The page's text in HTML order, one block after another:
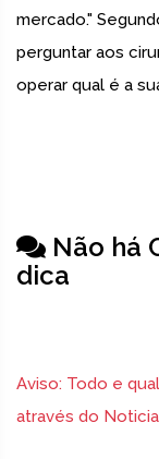
mercado."
perguntar aos
operar qual é a
Não há
dica
Aviso: Todo e
através do